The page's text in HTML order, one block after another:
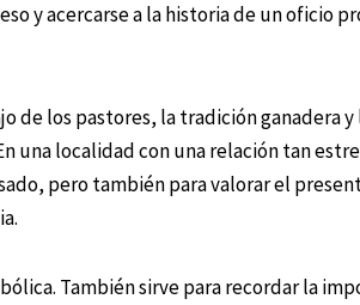
y acercarse a la historia de un oficio
de los pastores, la tradición ganadera
una localidad con una relación tan
pero también para valorar el
También sirve para recordar la